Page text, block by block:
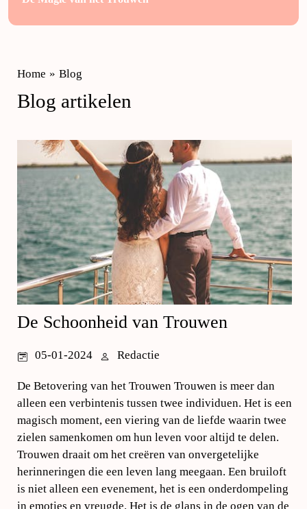
Home » Blog
Blog artikelen
De Schoonheid van Trouwen
05-01-2024 Redactie
De Betovering van het Trouwen Trouwen is meer dan
alleen een verbintenis tussen twee individuen. Het is een
magisch moment, een viering van de liefde waarin twee
zielen samenkomen om hun leven voor altijd te delen.
Trouwen draait om het creëren van onvergetelijke
herinneringen die een leven lang meegaan. Een bruiloft
is niet alleen een evenement, het is een onderdompeling
in emoties en vreugde. Het is de glans in de ogen van de